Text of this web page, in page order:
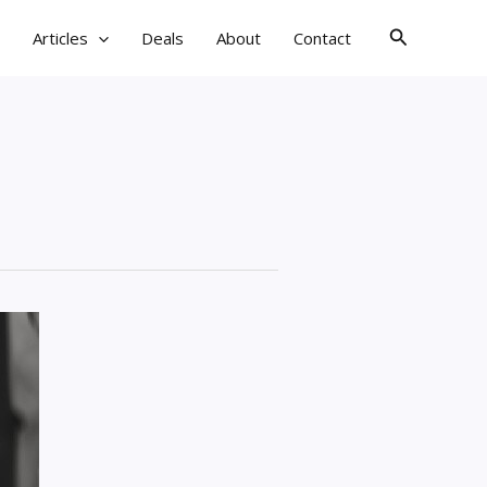
Articles Deals About Contact
검